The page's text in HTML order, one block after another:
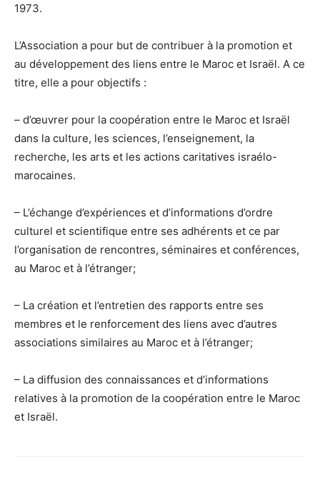
1973.
L’Association a pour but de contribuer à la promotion et
au développement des liens entre le Maroc et Israël. A ce
titre, elle a pour objectifs :
– d’œuvrer pour la coopération entre le Maroc et Israël
dans la culture, les sciences, l’enseignement, la
recherche, les arts et les actions caritatives israélo-
marocaines.
– L’échange d’expériences et d’informations d’ordre
culturel et scientifique entre ses adhérents et ce par
l’organisation de rencontres, séminaires et conférences,
au Maroc et à l’étranger;
– La création et l’entretien des rapports entre ses
membres et le renforcement des liens avec d’autres
associations similaires au Maroc et à l’étranger;
– La diffusion des connaissances et d’informations
relatives à la promotion de la coopération entre le Maroc
et Israël.